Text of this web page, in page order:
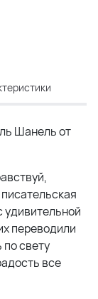
Шанель от
удивительной
переводили
по свету
все